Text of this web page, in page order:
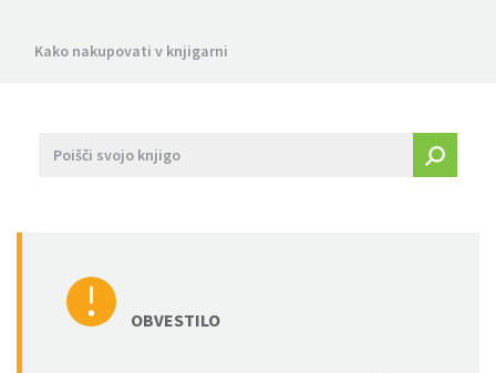
Kako nakupovati v knjigarni
OBVESTILO